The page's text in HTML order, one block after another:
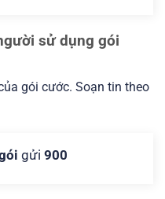
sử dụng gói
gói cước. Soạn tin theo
gửi 900